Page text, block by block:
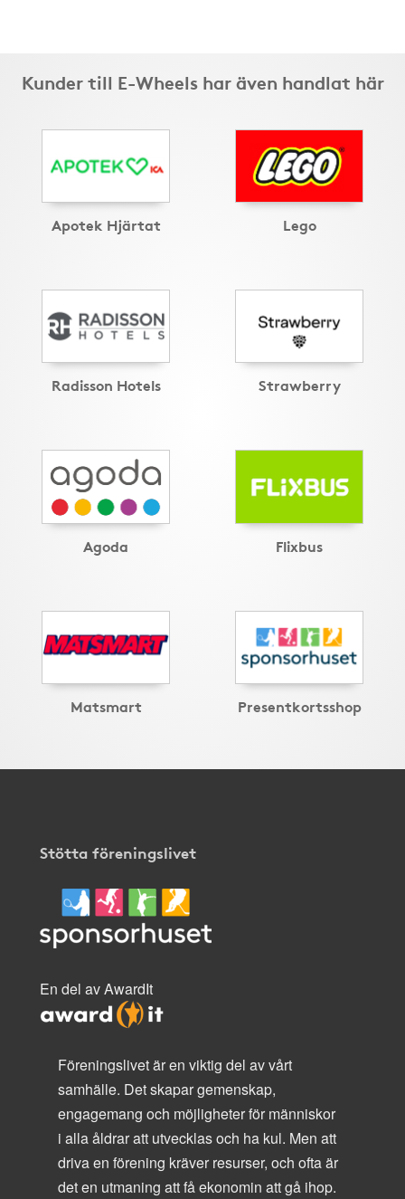
Kunder till E-Wheels har även handlat här
Apotek Hjärtat Lego
Radisson Hotels Strawberry
Agoda Flixbus
Matsmart Presentkortsshop
Stötta föreningslivet
En del av AwardIt
Föreningslivet är en viktig del av vårt
samhälle. Det skapar gemenskap,
engagemang och möjligheter för människor
i alla åldrar att utvecklas och ha kul. Men att
driva en förening kräver resurser, och ofta är
det en utmaning att få ekonomin att gå ihop.